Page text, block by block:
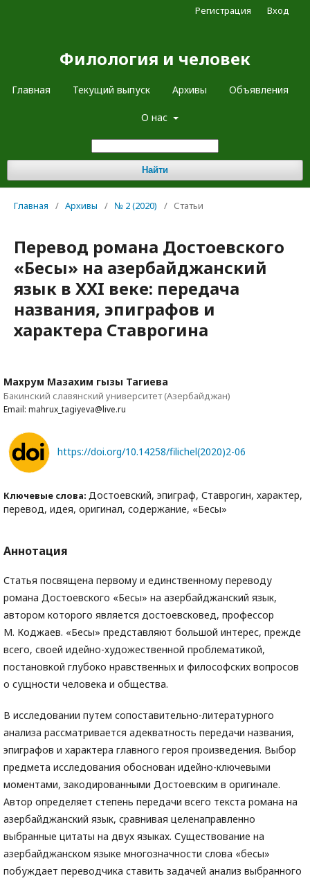
Филология и человек
Главная Текущий выпуск Архивы Объявления
О нас
Найти
Регистрация Вход
Главная / Архивы / № 2 (2020) / Статьи
Перевод романа Достоевского
«Бесы» на азербайджанский
язык в XXI веке: передача
названия, эпиграфов и
характера Ставрогина
Махрум Мазахим гызы Тагиева
Бакинский славянский университет (Азербайджан)
Email: mahrux_tagiyeva@live.ru
https://doi.org/10.14258/filichel(2020)2-06
Ключевые слова: Достоевский, эпиграф, Ставрогин, характер,
перевод, идея, оригинал, содержание, «Бесы»
Аннотация
Статья посвящена первому и единственному переводу
романа Достоевского «Бесы» на азербайджанский язык,
автором которого является достоевсковед, профессор
М. Коджаев. «Бесы» представляют большой интерес, прежде
всего, своей идейно-художественной проблематикой,
постановкой глубоко нравственных и философских вопросов
о сущности человека и общества.
В исследовании путем сопоставительно-литературного
анализа рассматривается адекватность передачи названия,
эпиграфов и характера главного героя произведения. Выбор
предмета исследования обоснован идейно-ключевыми
моментами, закодированными Достоевским в оригинале.
Автор определяет степень передачи всего текста романа на
азербайджанский язык, сравнивая целенаправленно
выбранные цитаты на двух языках. Существование на
азербайджанском языке многозначности слова «бесы»
побуждает переводчика ставить задачей анализ выбранного